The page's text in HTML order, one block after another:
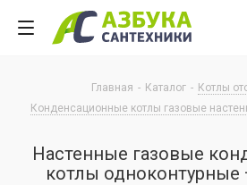
Главная - Каталог - Котлы
Конденсационные котлы газовые
Настенные газовые
котлы одноконтурные